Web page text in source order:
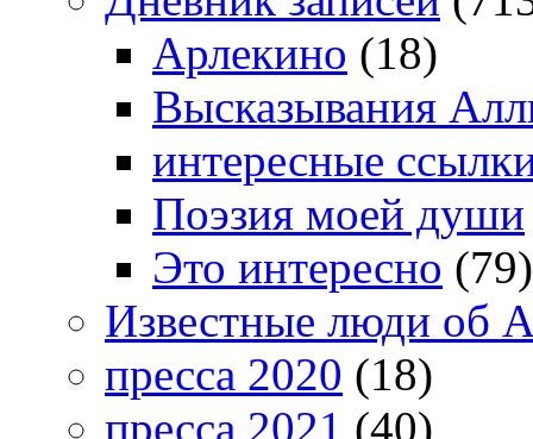
Арлекино (18)
Высказывания
интересные
Поэзия моей души
Это интересно (79)
Известные люди об
пресса 2020 (18)
пресса 2021 (40)